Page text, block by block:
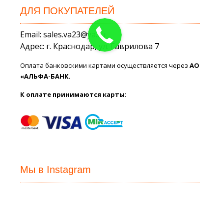
ДЛЯ ПОКУПАТЕЛЕЙ
Email: sales.va23@ya.ru
Адрес: г. Краснодар, ул. Гаврилова 7
Оплата банковскими картами осуществляется черезАО
«АЛЬФА-БАНК.
К оплате принимаются карты:
Мы в Instagram